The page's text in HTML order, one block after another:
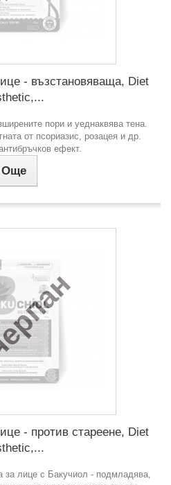
- възстановяваща, Diet
пори и уеднаквява тена.
от псориазис, розацея и др.
ефект.
Още
- против стареене, Diet
за лице с Бакучиол - подмладява,